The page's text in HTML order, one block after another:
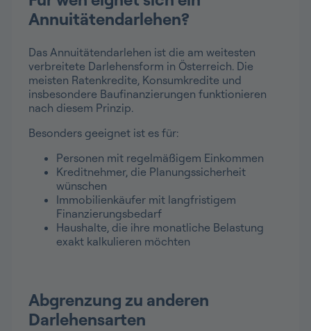
Annuitätendarlehen?
Das Annuitätendarlehen ist die am weitesten
verbreitete Darlehensform in Österreich. Die
meisten Ratenkredite, Konsumkredite und
insbesondere Baufinanzierungen funktionieren
nach diesem Prinzip.
Besonders geeignet ist es für:
Personen mit regelmäßigem Einkommen
Kreditnehmer, die Planungssicherheit
wünschen
Immobilienkäufer mit langfristigem
Finanzierungsbedarf
Haushalte, die ihre monatliche Belastung
exakt kalkulieren möchten
Abgrenzung zu anderen
Darlehensarten